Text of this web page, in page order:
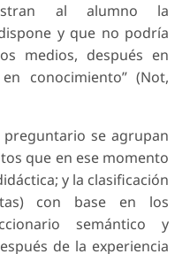
al alumno la
y que no podría
medios, después en
conocimiento” (Not,
se agrupan
que en ese momento
y la clasificación
con base en los
semántico y
de la experiencia